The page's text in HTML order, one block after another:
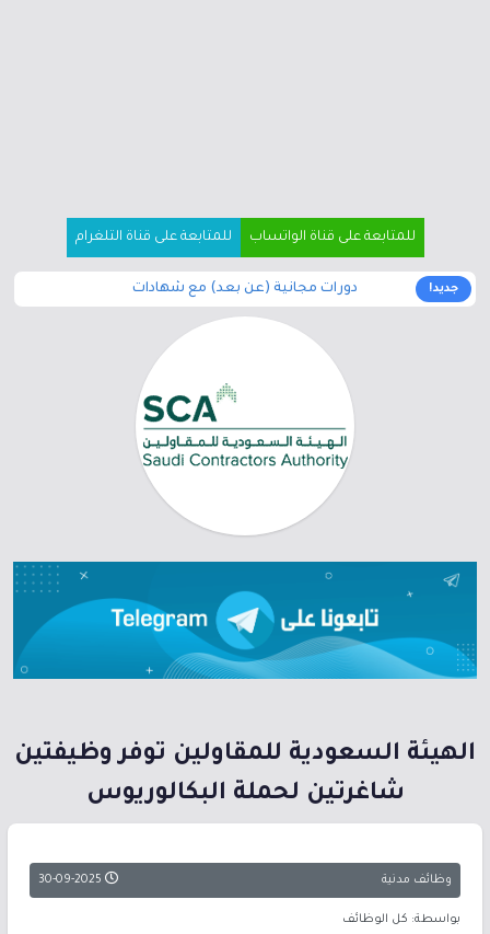
للمتابعة على قناة الواتساب للمتابعة على قناة التلغرام
جديد! دورات مجانية (عن بعد) مع شهادات
الهيئة السعودية للمقاولين توفر وظيفتين
شاغرتين لحملة البكالوريوس
وظائف مدنية 30-09-2025
بواسطة: كل الوظائف